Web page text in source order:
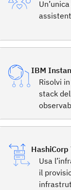
IBM
Risolvi
stack
Usa
il